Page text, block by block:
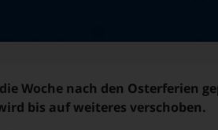
Woche nach den Osterferien
bis auf weiteres verschoben.